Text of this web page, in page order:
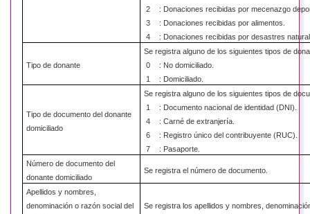
2
: Donaciones recibidas por mecenazgo
3
: Donaciones recibidas por alimentos.
4
: Donaciones recibidas por desastres
Tipo de donante
Se registra alguno de los siguientes tipos de
0
: No domiciliado.
1
: Domiciliado.
Tipo de documento del donante
domiciliado
Se registra alguno de los siguientes tipos de
1
: Documento nacional de identidad (DNI).
4
: Carné de extranjería.
6
: Registro único del contribuyente (RUC).
7
: Pasaporte.
Número de documento del
donante domiciliado
Se registra el número de documento.
Apellidos y nombres,
denominación o razón social del
Se registra los apellidos y nombres,